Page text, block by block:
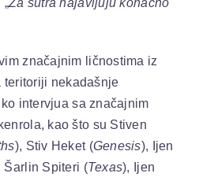
značajnim ličnostima iz
teritoriji nekadašnje
intervjua sa značajnim
kao što su Stiven
), Stiv Heket (Genesis), Ijen
Šarlin Spiteri (Texas), Ijen